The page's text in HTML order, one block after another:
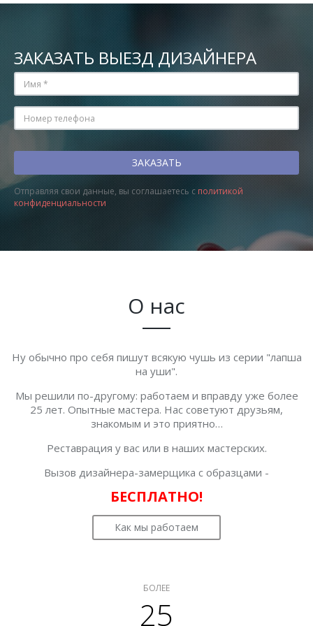
ЗАКАЗАТЬ ВЫЕЗД ДИЗАЙНЕРА
Отправляя свои данные, вы соглашаетесь с политикой
конфиденциальности
О нас
Ну обычно про себя пишут всякую чушь из серии "лапша
на уши".
Мы решили по-другому: работаем и вправду уже более
25 лет. Опытные мастера. Нас советуют друзьям,
знакомым и это приятно…
Реставрация у вас или в наших мастерских.
Вызов дизайнера-замерщика с образцами -
БЕСПЛАТНО!
Как мы работаем
БОЛЕЕ
25